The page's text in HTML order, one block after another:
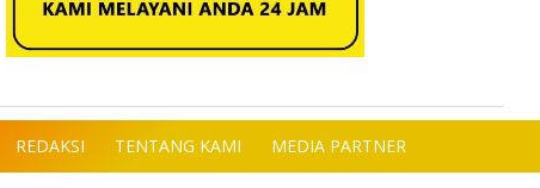
REDAKSI TENTANG KAMI MEDIA PARTNER